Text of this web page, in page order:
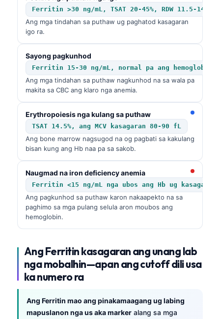
Ferritin >30 ng/mL, TSAT 20-45%, RDW 11.5-14.5%
Ang mga tindahan sa puthaw ug paghatod kasagaran
igo ra.
Sayong pagkunhod
Ferritin 15-30 ng/mL, normal pa ang hemoglobin
Ang mga tindahan sa puthaw nagkunhod na sa wala pa
makita sa CBC ang klaro nga anemia.
Erythropoiesis nga kulang sa puthaw
TSAT 14.5%, ang MCV kasagaran 80-90 fL
Ang bone marrow nagsugod na og pagbati sa kakulang
bisan kung ang Hb naa pa sa sakob.
Naugmad na iron deficiency anemia
Ferritin <15 ng/mL nga ubos ang Hb ug kasagaran
Ang pagkunhod sa puthaw karon nakaapekto na sa
paghimo sa mga pulang selula aron moubos ang
hemoglobin.
Ang Ferritin kasagaran ang unang lab
nga mobalhin—apan ang cutoff dili usa
ka numero ra
Ang Ferritin mao ang pinakamaagang ug labing
mapuslanon nga us aka marker alang sa mga